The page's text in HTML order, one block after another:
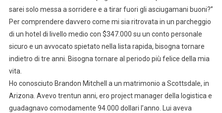
sarei solo messa a sorridere e a tirar fuori gli asciugamani buoni?”
Per comprendere davvero come mi sia ritrovata in un parcheggio
di un hotel di livello medio con $347.000 su un conto personale
sicuro e un avvocato spietato nella lista rapida, bisogna tornare
indietro di tre anni. Bisogna tornare al periodo più felice della mia
vita.
Ho conosciuto Brandon Mitchell a un matrimonio a Scottsdale, in
Arizona. Avevo trentun anni, ero project manager della logistica e
guadagnavo comodamente 94.000 dollari l’anno. Lui aveva